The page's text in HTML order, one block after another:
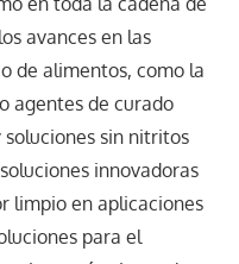
avances en las
de alimentos, como la
agentes de curado
sin nitritos
innovadoras
limpio en aplicaciones
para el